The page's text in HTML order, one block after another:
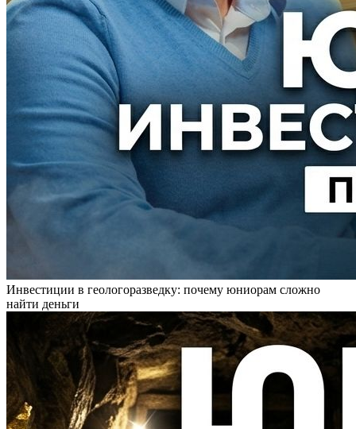
Инвестиции в геологоразведку: почему юниорам сложно
найти деньги